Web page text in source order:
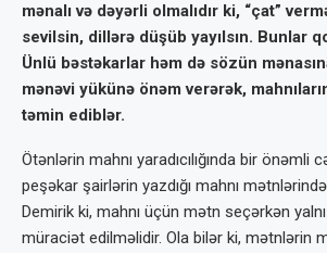
mənalı və dəyərli olmalıdır ki, “çat”
sevilsin, dillərə düşüb yayılsın. Bunlar
Ünlü bəstəkarlar həm də sö­zün
mənəvi yükünə önəm verərək,
təmin ediblər.
Ötənlərin mahnı yaradıcılığında bir önəmli
peşəkar şairlərin yaz­dığı mahnı
Demi­rik ki, mahnı üçün mətn seçərkən
müraciət edilməlidir. Ola bilər ki, mətnlərin